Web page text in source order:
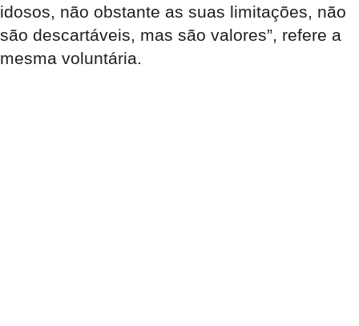
idosos, não obstante as suas limitações, não
são descartáveis, mas são valores”, refere a
mesma voluntária.